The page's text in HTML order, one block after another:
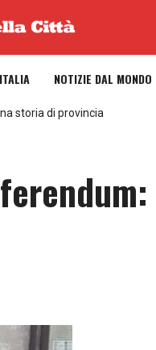
ITALIA NOTIZIE DAL MONDO
storia di provincia